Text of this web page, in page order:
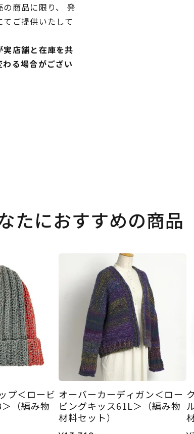
商品に限り、 発
ご提供いたして
店舗と在庫を共
る場合がござい
たにおすすめの商品
プ＜ロービ
（編み物
オーバーカーディガン＜ロー
ビングキッス61L＞（編み物
材料セット）